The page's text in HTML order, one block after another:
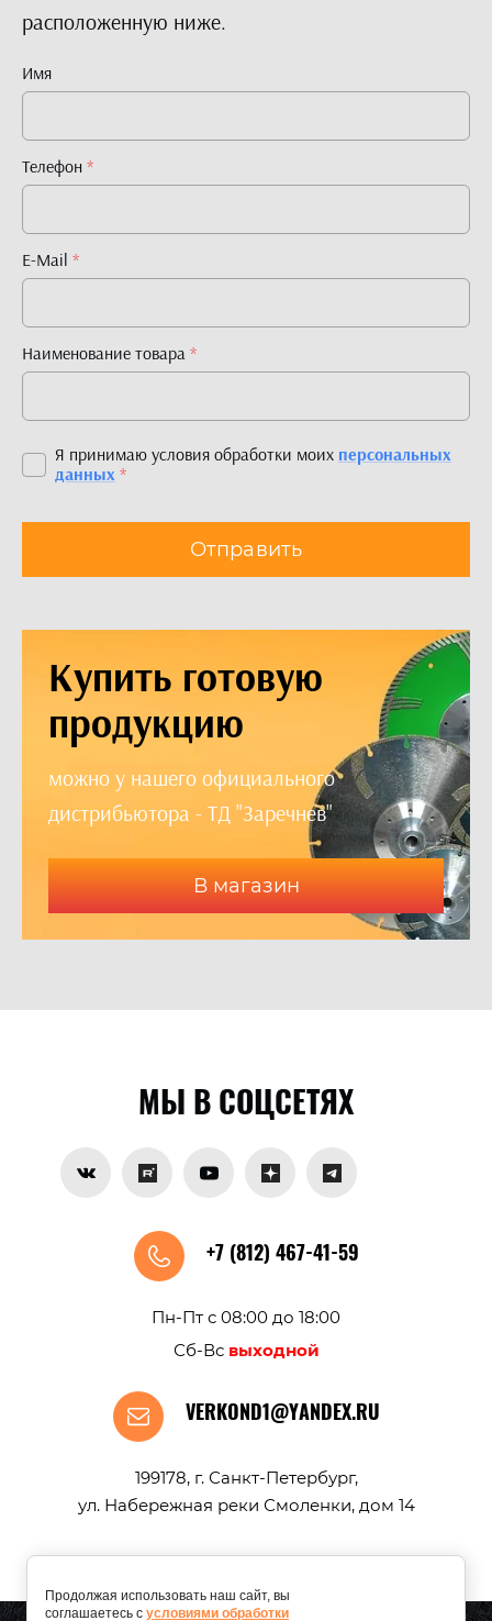
расположенную ниже.
Имя
Телефон *
E-Mail *
Наименование товара *
Я принимаю условия обработки моих персональных
данных *
Отправить
Купить готовую
продукцию
можно у нашего официального
дистрибьютора - ТД "Заречнев"
В магазин
МЫ В СОЦСЕТЯХ
+7 (812) 467-41-59
Пн-Пт с 08:00 до 18:00
Сб-Вс выходной
199178, г. Санкт-Петербург,
ул. Набережная реки Смоленки, дом 14
VERKOND1@YANDEX.RU
Продолжая использовать наш сайт, вы
соглашаетесь с условиями обработки